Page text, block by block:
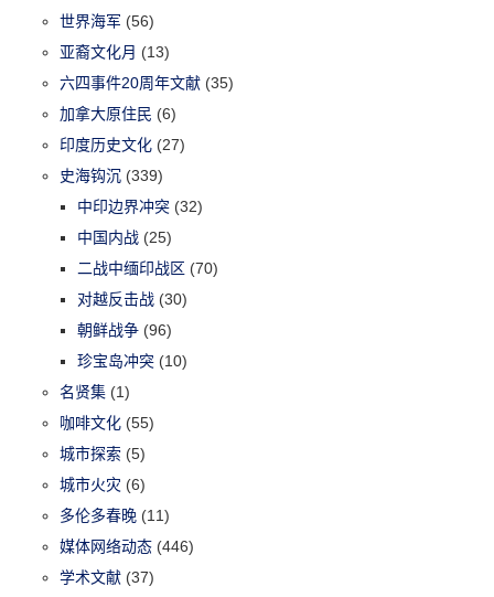
世界海军 (56)
亚裔文化月 (13)
六四事件20周年文献 (35)
加拿大原住民 (6)
印度历史文化 (27)
史海钩沉 (339)
中印边界冲突 (32)
中国内战 (25)
二战中缅印战区 (70)
对越反击战 (30)
朝鲜战争 (96)
珍宝岛冲突 (10)
名贤集 (1)
咖啡文化 (55)
城市探索 (5)
城市火灾 (6)
多伦多春晚 (11)
媒体网络动态 (446)
学术文献 (37)